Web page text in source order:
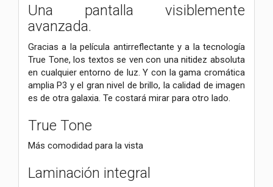
Una pantalla visiblemente
avanzada.
Gracias a la película antirreflectante y a la tecnología
True Tone, los textos se ven con una nitidez absoluta
en cualquier entorno de luz. Y con la gama cromática
amplia P3 y el gran nivel de brillo, la calidad de imagen
es de otra galaxia. Te costará mirar para otro lado.
True Tone
Más comodidad para la vista
Laminación integral